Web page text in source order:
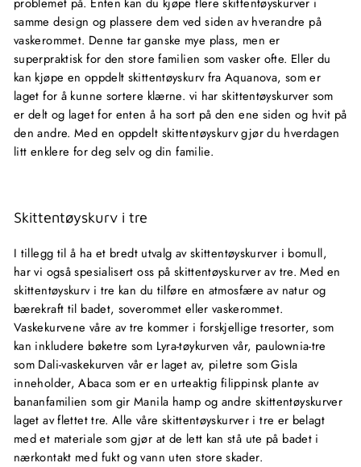
samme design og plassere dem ved siden av hverandre på
vaskerommet. Denne tar ganske mye plass, men er
superpraktisk for den store familien som vasker ofte. Eller du
kan kjøpe en oppdelt skittentøyskurv fra Aquanova, som er
laget for å kunne sortere klærne. vi har skittentøyskurver som
er delt og laget for enten å ha sort på den ene siden og hvit på
den andre. Med en oppdelt skittentøyskurv gjør du hverdagen
litt enklere for deg selv og din familie.
Skittentøyskurv i tre
I tillegg til å ha et bredt utvalg av skittentøyskurver i bomull,
har vi også spesialisert oss på skittentøyskurver av tre. Med en
skittentøyskurv i tre kan du tilføre en atmosfære av natur og
bærekraft til badet, soverommet eller vaskerommet.
Vaskekurvene våre av tre kommer i forskjellige tresorter, som
kan inkludere bøketre som Lyra-tøykurven vår, paulownia-tre
som Dali-vaskekurven vår er laget av, piletre som Gisla
inneholder, Abaca som er en urteaktig filippinsk plante av
bananfamilien som gir Manila hamp og andre skittentøyskurver
laget av flettet tre. Alle våre skittentøyskurver i tre er belagt
med et materiale som gjør at de lett kan stå ute på badet i
nærkontakt med fukt og vann uten store skader.